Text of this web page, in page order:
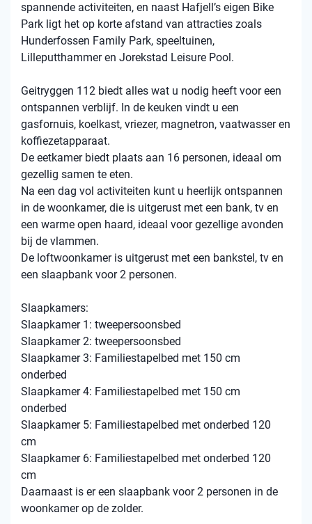
spannende activiteiten, en naast Hafjell’s eigen Bike
Park ligt het op korte afstand van attracties zoals
Hunderfossen Family Park, speeltuinen,
Lilleputthammer en Jorekstad Leisure Pool.
Geitryggen 112 biedt alles wat u nodig heeft voor een
ontspannen verblijf. In de keuken vindt u een
gasfornuis, koelkast, vriezer, magnetron, vaatwasser en
koffiezetapparaat.
De eetkamer biedt plaats aan 16 personen, ideaal om
gezellig samen te eten.
Na een dag vol activiteiten kunt u heerlijk ontspannen
in de woonkamer, die is uitgerust met een bank, tv en
een warme open haard, ideaal voor gezellige avonden
bij de vlammen.
De loftwoonkamer is uitgerust met een bankstel, tv en
een slaapbank voor 2 personen.
Slaapkamers:
Slaapkamer 1: tweepersoonsbed
Slaapkamer 2: tweepersoonsbed
Slaapkamer 3: Familiestapelbed met 150 cm
onderbed
Slaapkamer 4: Familiestapelbed met 150 cm
onderbed
Slaapkamer 5: Familiestapelbed met onderbed 120
cm
Slaapkamer 6: Familiestapelbed met onderbed 120
cm
Daarnaast is er een slaapbank voor 2 personen in de
woonkamer op de zolder.